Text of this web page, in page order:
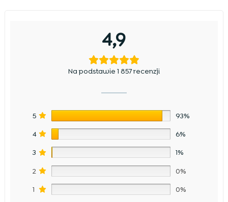
4,9
Na podstawie 1 857 recenzji
5 93%
4 6%
3 1%
2 0%
1 0%